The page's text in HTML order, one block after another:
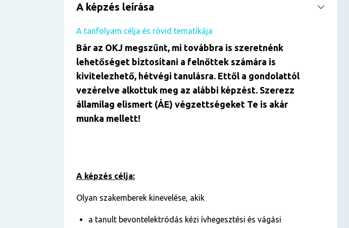
A képzés leírása
A tanfolyam célja és rövid tematikája
Bár az OKJ megszűnt, mi továbbra is szeretnénk
lehetőséget biztosítani a felnőttek számára is
kivitelezhető, hétvégi tanulásra. Ettől a gondolattól
vezérelve alkottuk meg az alábbi képzést. Szerezz
államilag elismert (ÁE) végzettségeket Te is akár
munka mellett!
A képzés célja:
Olyan szakemberek kinevelése, akik
a tanult bevontelektródás kézi ívhegesztési és vágási